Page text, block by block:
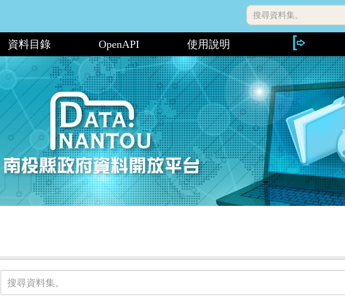
搜尋資料集。
資料目錄 OpenAPI 使用說明
資料集
搜尋資料集。